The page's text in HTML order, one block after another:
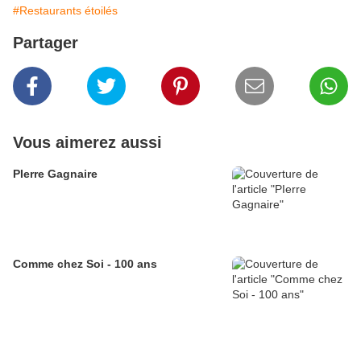
#Restaurants étoilés
Partager
Vous aimerez aussi
PIerre Gagnaire
Comme chez Soi - 100 ans